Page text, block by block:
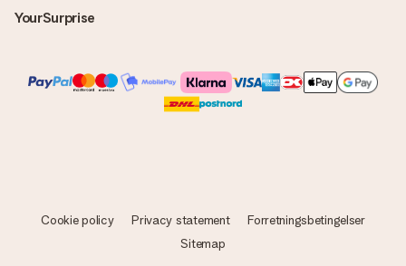
YourSurprise
Cookie policy Privacy statement
Forretningsbetingelser
Sitemap